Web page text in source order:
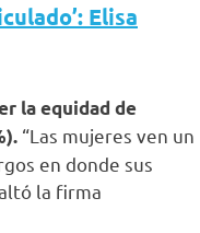
Elisa
la equidad de
“Las mujeres ven un
en donde sus
la firma